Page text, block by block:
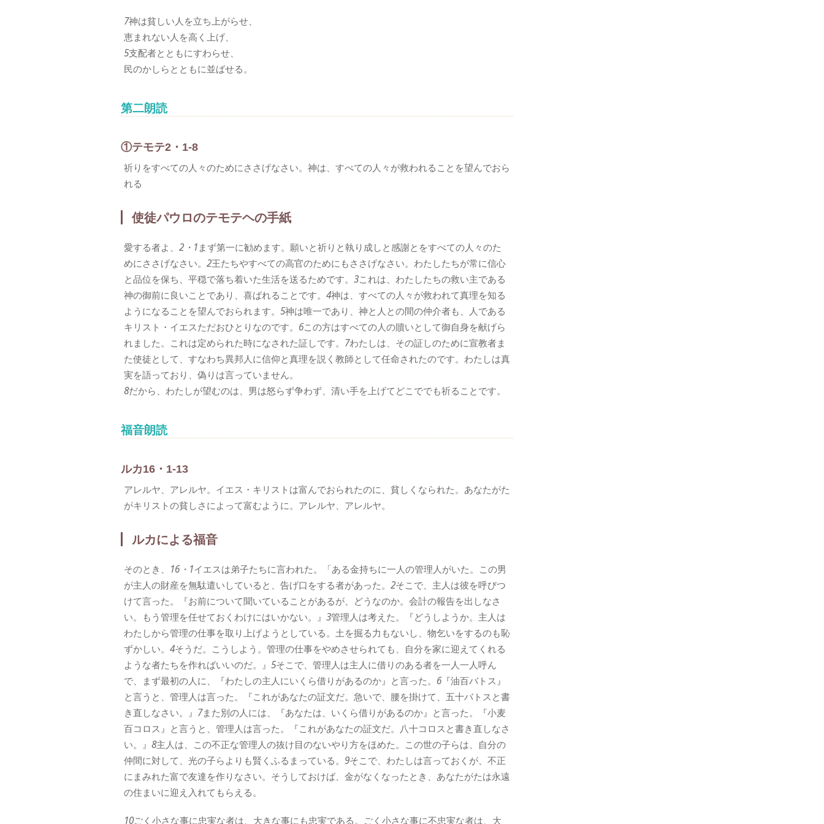
7神は貧しい人を立ち上がらせ、
恵まれない人を高く上げ、
5支配者とともにすわらせ、
民のかしらとともに並ばせる。
第二朗読
①テモテ2・1-8
祈りをすべての人々のためにささげなさい。神は、すべての人々が救われることを望んでおら
れる
使徒パウロのテモテヘの手紙
愛する者よ、 2・1まず第一に勧めます。願いと祈りと執り成しと感謝とをすべての人々のた
めにささげなさい。 2王たちやすべての高官のためにもささげなさい。わたしたちが常に信心
と品位を保ち、平穏で落ち着いた生活を送るためです。 3これは、わたしたちの救い主である
神の御前に良いことであり、喜ばれることです。 4神は、すべての人々が救われて真理を知る
ようになることを望んでおられます。 5神は唯一であり、神と人との間の仲介者も、人である
キリスト・イエスただおひとりなのです。 6この方はすべての人の贖いとして御自身を献げら
れました。これは定められた時になされた証しです。 7わたしは、その証しのために宣教者ま
た使徒として、すなわち異邦人に信仰と真理を説く教師として任命されたのです。わたしは真
実を語っており、偽りは言っていません。
8だから、わたしが望むのは、男は怒らず争わず、清い手を上げてどこででも祈ることです。
福音朗読
ルカ16・1-13
アレルヤ、アレルヤ。イエス・キリストは富んでおられたのに、貧しくなられた。あなたがた
がキリストの貧しさによって富むように。アレルヤ、アレルヤ。
ルカによる福音
そのとき、 16・1イエスは弟子たちに言われた。「ある金持ちに一人の管理人がいた。この男
が主人の財産を無駄遣いしていると、告げ口をする者があった。 2そこで、主人は彼を呼びつ
けて言った。『お前について聞いていることがあるが、どうなのか。会計の報告を出しなさ
い。もう管理を任せておくわけにはいかない。』 3管理人は考えた。『どうしようか。主人は
わたしから管理の仕事を取り上げようとしている。土を掘る力もないし、物乞いをするのも恥
ずかしい。 4そうだ。こうしよう。管理の仕事をやめさせられても、自分を家に迎えてくれる
ような者たちを作ればいいのだ。』 5そこで、管理人は主人に借りのある者を一人一人呼ん
で、まず最初の人に、『わたしの主人にいくら借りがあるのか』と言った。 6『油百バトス』
と言うと、管理人は言った。『これがあなたの証文だ。急いで、腰を掛けて、五十バトスと書
き直しなさい。』 7また別の人には、『あなたは、いくら借りがあるのか』と言った。『小麦
百コロス』と言うと、管理人は言った。『これがあなたの証文だ。八十コロスと書き直しなさ
い。』 8主人は、この不正な管理人の抜け目のないやり方をほめた。この世の子らは、自分の
仲間に対して、光の子らよりも賢くふるまっている。 9そこで、わたしは言っておくが、不正
にまみれた富で友達を作りなさい。そうしておけば、金がなくなったとき、あなたがたは永遠
の住まいに迎え入れてもらえる。
10ごく小さな事に忠実な者は、大きな事にも忠実である。ごく小さな事に不忠実な者は、大